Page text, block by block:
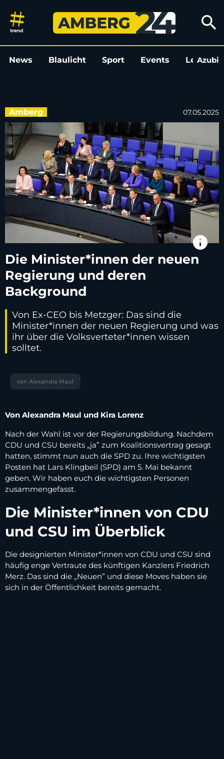
Die Minister*innen der neuen
search
News Blaulicht Sport Events LeoAzubi
Amberg 07.05.2025
info
Die Minister*innen der neuen
Regierung und deren
Background
Von Ex-CEO bis Metzger: Das sind die
Minister*innen der neuen Regierung und was
ihr über die Volksverteter*innen wissen
solltet.
von Alexandra Maul
Von Alexandra Maul und Kira Lorenz
Nach der Wahl ist vor der Regierungsbildung. Nachdem
CDU und CSU bereits „ja” zum Koalitionsvertrag gesagt
hatten, stimmt nun auch die SPD zu. Ihre wichtigsten
Posten hat Lars Klingbeil (SPD) am 5. Mai bekannt
geben. Wir haben euch die wichtigsten Personen
zusammengefasst.
Die Minister*innen von CDU
und CSU im Überblick
Die designierten Minister*innen von CDU und CSU sind
häufig enge Vertraute des künftigen Kanzlers Friedrich
Merz. Das sind die „Neuen” und diese Moves haben sie
sich in der Öffentlichkeit bereits gemacht.